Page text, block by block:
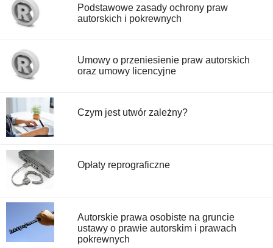
Podstawowe zasady ochrony praw
autorskich i pokrewnych
Umowy o przeniesienie praw autorskich
oraz umowy licencyjne
Czym jest utwór zależny?
Opłaty reprograficzne
Autorskie prawa osobiste na gruncie
ustawy o prawie autorskim i prawach
pokrewnych